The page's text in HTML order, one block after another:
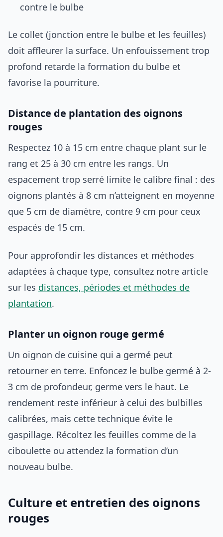
contre le bulbe
Le collet (jonction entre le bulbe et les feuilles)
doit affleurer la surface. Un enfouissement trop
profond retarde la formation du bulbe et
favorise la pourriture.
Distance de plantation des oignons
rouges
Respectez 10 à 15 cm entre chaque plant sur le
rang et 25 à 30 cm entre les rangs. Un
espacement trop serré limite le calibre final : des
oignons plantés à 8 cm n’atteignent en moyenne
que 5 cm de diamètre, contre 9 cm pour ceux
espacés de 15 cm.
Pour approfondir les distances et méthodes
adaptées à chaque type, consultez notre article
sur les distances, périodes et méthodes de
plantation.
Planter un oignon rouge germé
Un oignon de cuisine qui a germé peut
retourner en terre. Enfoncez le bulbe germé à 2-
3 cm de profondeur, germe vers le haut. Le
rendement reste inférieur à celui des bulbilles
calibrées, mais cette technique évite le
gaspillage. Récoltez les feuilles comme de la
ciboulette ou attendez la formation d’un
nouveau bulbe.
Culture et entretien des oignons
rouges